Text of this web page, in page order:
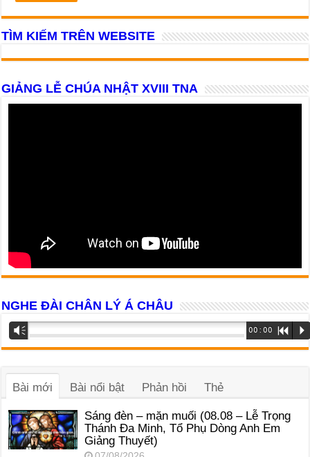
TÌM KIẾM TRÊN WEBSITE
GIẢNG LỄ CHÚA NHẬT XVIII TNA
NGHE ĐÀI CHÂN LÝ Á CHÂU
Trình
phát
Vm 00:00 R P
Bài mới Bài nổi bật Phản hồi Thẻ
Sáng đèn – mặn muối (08.08 – Lễ Trọng
Thánh Đa Minh, Tổ Phụ Dòng Anh Em
Giảng Thuyết)